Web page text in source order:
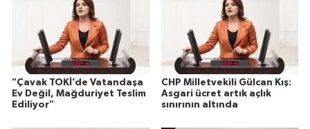
"Çavak TOKİ’de Vatandaşa
Ev Değil, Mağduriyet Teslim
Ediliyor"
CHP Milletvekili Gülcan Kış:
Asgari ücret artık açlık
sınırının altında